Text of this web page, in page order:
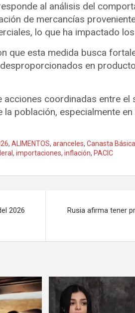
al análisis del
de mercancías
lo que ha impactado
que esta medida busca
en
acciones coordinadas entre
población, especialmente
,ALIMENTOS,aranceles,Canasta
,importaciones,inflación, PACIC
2026
Rusia afirma tener